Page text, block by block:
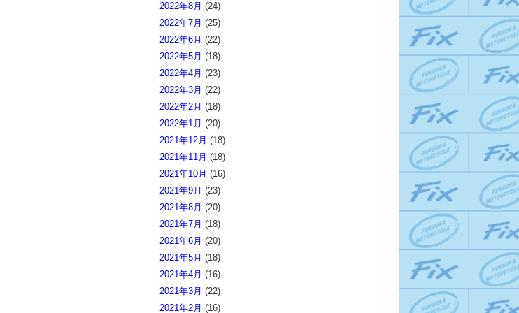
2022年8月 (24)
2022年7月 (25)
2022年6月 (22)
2022年5月 (18)
2022年4月 (23)
2022年3月 (22)
2022年2月 (18)
2022年1月 (20)
2021年12月 (18)
2021年11月 (18)
2021年10月 (16)
2021年9月 (23)
2021年8月 (20)
2021年7月 (18)
2021年6月 (20)
2021年5月 (18)
2021年4月 (16)
2021年3月 (22)
2021年2月 (16)